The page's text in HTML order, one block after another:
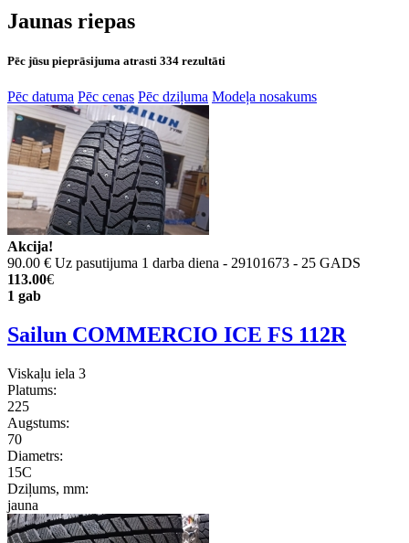
Jaunas riepas
Pēc jūsu pieprāsijuma atrasti 334 rezultāti
Pēc datuma Pēc cenas Pēc dziļuma Modeļa nosakums
Akcija!
90.00 € Uz pasutijuma 1 darba diena - 29101673 - 25 GADS
113.00€
1 gab
Sailun COMMERCIO ICE FS 112R
Viskaļu iela 3
Platums:
225
Augstums:
70
Diametrs:
15C
Dziļums, mm:
jauna